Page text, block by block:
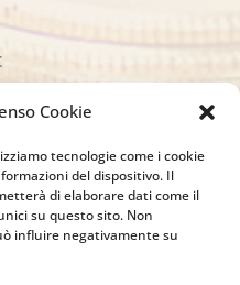
Cookie
tecnologie come i cookie
del dispositivo. Il
di elaborare dati come il
su questo sito. Non
influire negativamente su
ALLA
NEWSLETTER